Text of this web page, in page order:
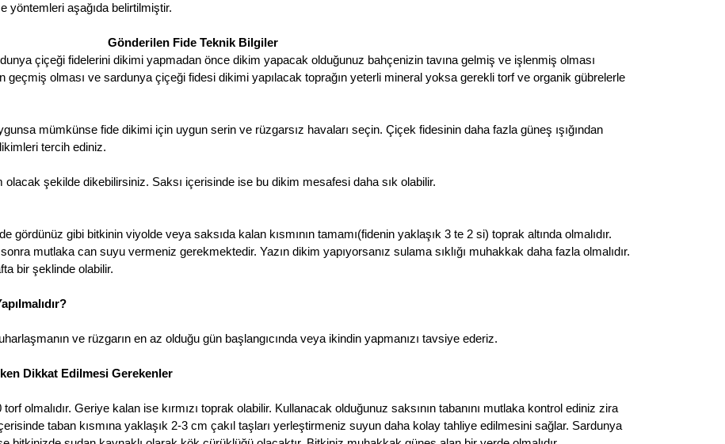
yöntemleri aşağıda belirtilmiştir.
Gönderilen Fide Teknik Bilgiler
çiçeği fidelerini dikimi yapmadan önce dikim yapacak olduğunuz bahçenizin tavına gelmiş ve işlenmiş olması
geçmiş olması ve sardunya çiçeği fidesi dikimi yapılacak toprağın yeterli mineral yoksa gerekli torf ve organik gübrelerle
mümkünse fide dikimi için uygun serin ve rüzgarsız havaları seçin. Çiçek fidesinin daha fazla güneş ışığından
tercih ediniz.
şekilde dikebilirsiniz. Saksı içerisinde ise bu dikim mesafesi daha sık olabilir.
gördünüz gibi bitkinin viyolde veya saksıda kalan kısmının tamamı(fidenin yaklaşık 3 te 2 si) toprak altında olmalıdır.
mutlaka can suyu vermeniz gerekmektedir. Yazın dikim yapıyorsanız sulama sıklığı muhakkak daha fazla olmalıdır.
bir şeklinde olabilir.
ve rüzgarın en az olduğu gün başlangıcında veya ikindin yapmanızı tavsiye ederiz.
Dikkat Edilmesi Gerekenler
olmalıdır. Geriye kalan ise kırmızı toprak olabilir. Kullanacak olduğunuz saksının tabanını mutlaka kontrol ediniz zira
taban kısmına yaklaşık 2-3 cm çakıl taşları yerleştirmeniz suyun daha kolay tahliye edilmesini sağlar. Sardunya